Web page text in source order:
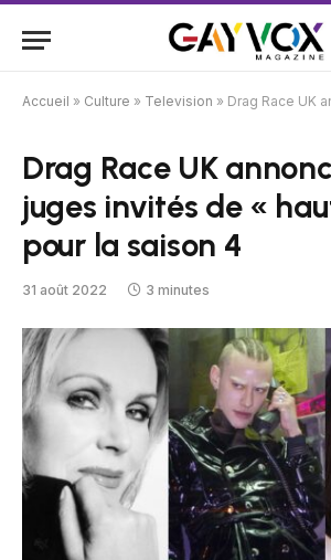
Accueil » Culture » Television » Drag Race UK annonce des
Drag Race UK
juges invités de «
pour la saison 4
31 août 2022 3 minutes